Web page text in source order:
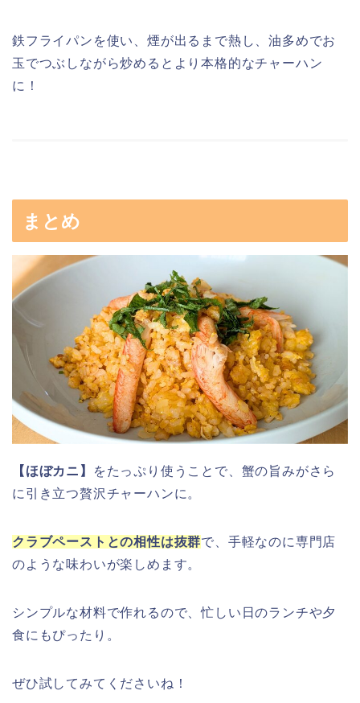
鉄フライパンを使い、煙が出るまで熱し、油多めでお
玉でつぶしながら炒めるとより本格的なチャーハン
に！
まとめ
【ほぼカニ】
をたっぷり使うことで、蟹の旨みがさら
に引き立つ贅沢チャーハンに。
クラブペーストとの相性は抜群で、手軽なのに専門店
のような味わいが楽しめます。
シンプルな材料で作れるので、忙しい日のランチや夕
食にもぴったり。
ぜひ試してみてくださいね！